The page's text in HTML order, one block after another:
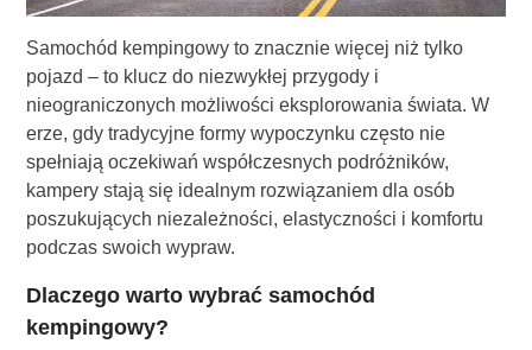
Samochód kempingowy to znacznie więcej niż tylko
pojazd – to klucz do niezwykłej przygody i
nieograniczonych możliwości eksplorowania świata. W
erze, gdy tradycyjne formy wypoczynku często nie
spełniają oczekiwań współczesnych podróżników,
kampery stają się idealnym rozwiązaniem dla osób
poszukujących niezależności, elastyczności i komfortu
podczas swoich wypraw.
Dlaczego warto wybrać samochód
kempingowy?